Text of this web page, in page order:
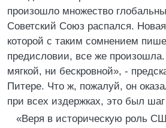
произошло множество
Советский Союз распался.
которой с таким сомнением
предисловии, все же
мягкой, ни бескровной», -
Питере. Что ж, пожалуй, он
при всех издержках, это был
«Веря в историческую роль